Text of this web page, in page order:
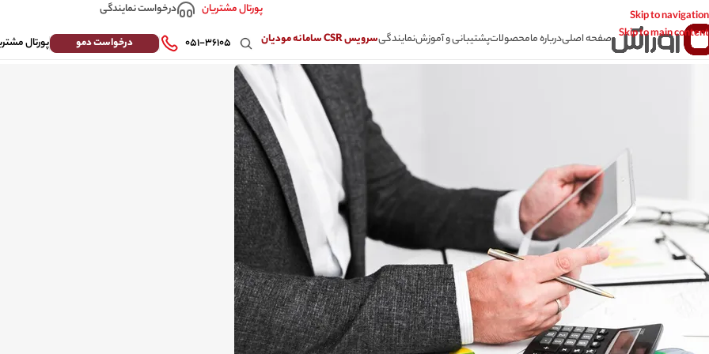
Skip to navigation
Skip to main content
پورتال مشتریان
درخواست نمایندگی
صفحه اصلیدرباره مامحصولاتپشتیبانی و آموزشنمایندگیسرویس CSR سامانه مودیان ۰۵۱-۳۶۱۰۵ درخواست دمو پورتال